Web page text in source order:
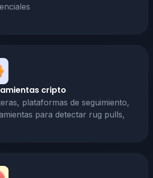
cripto
plataformas de seguimiento,
para detectar rug pulls,